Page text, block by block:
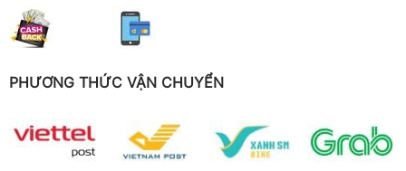
PHƯƠNG THỨC VẬN CHUYỂN